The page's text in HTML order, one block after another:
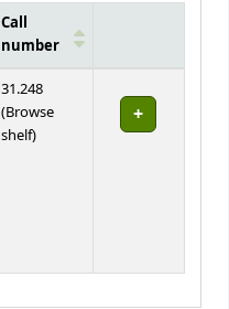
Call
number
31.248
(Browse
shelf(Opens below)
)